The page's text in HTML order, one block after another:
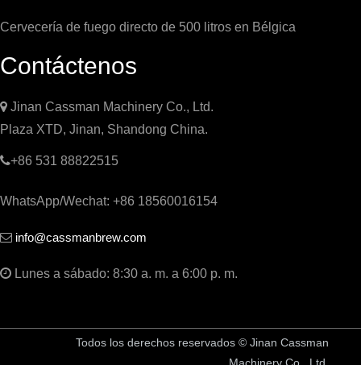
Cervecería de fuego directo de 500 litros en Bélgica
Contáctenos
 Jinan Cassman Machinery Co., Ltd.
Plaza XTD, Jinan, Shandong China.
+86 531 88822515
WhatsApp/Wechat: +86 18560016154
 info@cassmanbrew.com
 Lunes a sábado: 8:30 a. m. a 6:00 p. m.
Todos los derechos reservados © Jinan Cassman